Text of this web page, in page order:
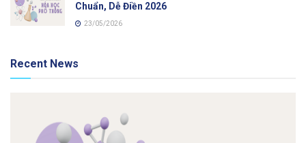
Chuẩn, Dễ Điền 2026
23/05/2026
Recent News